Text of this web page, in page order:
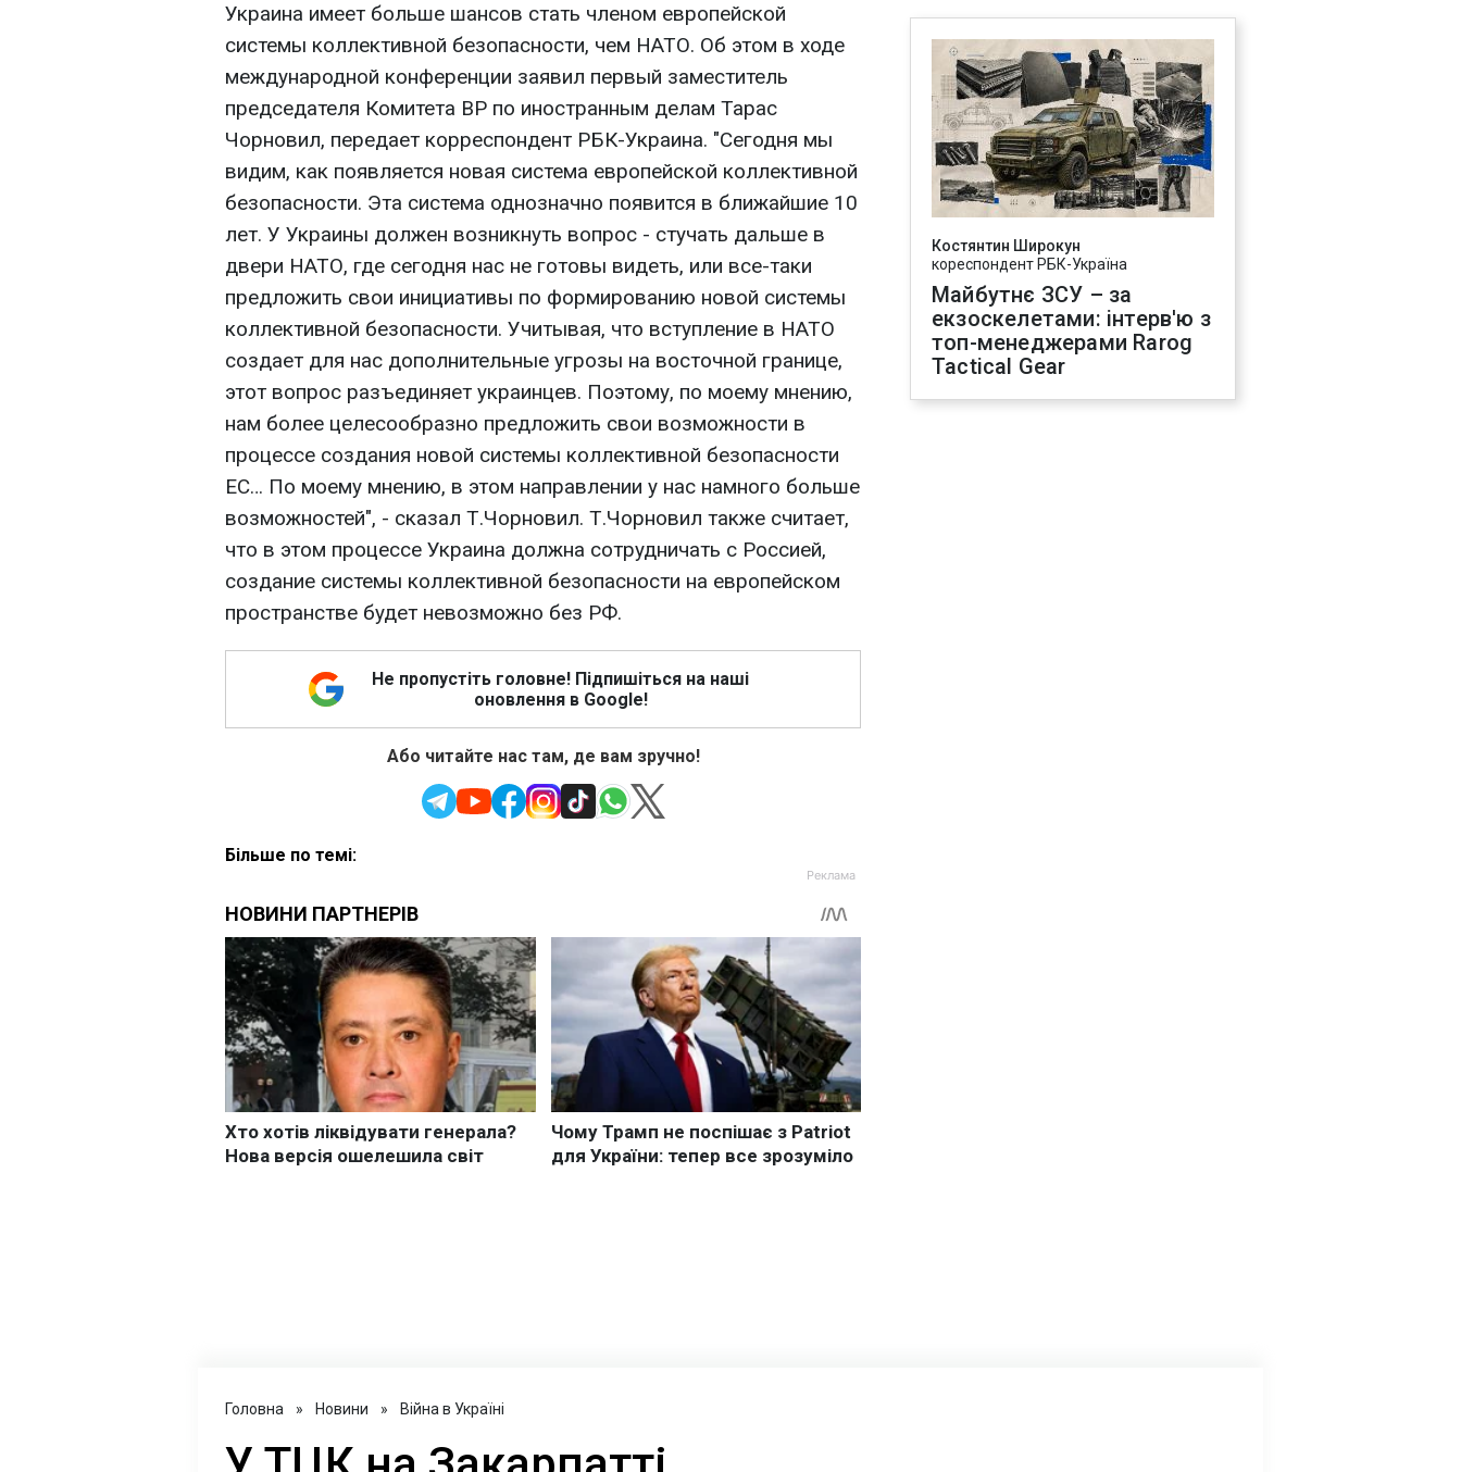
Украина имеет больше шансов стать членом европейской
системы коллективной безопасности, чем НАТО. Об этом в ходе
международной конференции заявил первый заместитель
председателя Комитета ВР по иностранным делам Тарас
Чорновил, передает корреспондент РБК-Украина. "Сегодня мы
видим, как появляется новая система европейской коллективной
безопасности. Эта система однозначно появится в ближайшие 10
лет. У Украины должен возникнуть вопрос - стучать дальше в
двери НАТО, где сегодня нас не готовы видеть, или все-таки
предложить свои инициативы по формированию новой системы
коллективной безопасности. Учитывая, что вступление в НАТО
создает для нас дополнительные угрозы на восточной границе,
этот вопрос разъединяет украинцев. Поэтому, по моему мнению,
нам более целесообразно предложить свои возможности в
процессе создания новой системы коллективной безопасности
ЕС… По моему мнению, в этом направлении у нас намного больше
возможностей", - сказал Т.Чорновил. Т.Чорновил также считает,
что в этом процессе Украина должна сотрудничать с Россией,
создание системы коллективной безопасности на европейском
пространстве будет невозможно без РФ.
Не пропустіть головне! Підпишіться на наші
оновлення в Google!
Або читайте нас там, де вам зручно!
Більше по темі:
Костянтин Широкун
кореспондент РБК-Україна
Майбутнє ЗСУ – за
екзоскелетами: інтерв'ю з
топ-менеджерами Rarog
Tactical Gear
Головна » Новини » Війна в Україні